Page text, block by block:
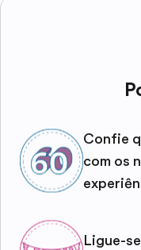
Confie
com os
Ligue-